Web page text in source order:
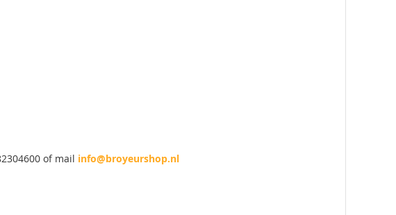
of mail info@broyeurshop.nl